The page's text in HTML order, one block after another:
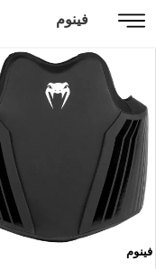
فينوم
فينوم